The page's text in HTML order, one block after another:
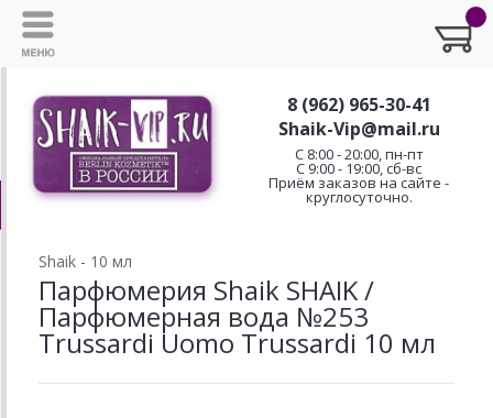
8 (962) 965-30-41
Shaik-Vip@mail.ru
C 8:00 - 20:00, пн-пт
С 9:00 - 19:00, сб-вс
Приём заказов на сайте -
круглосуточно.
Shaik - 10 мл
Парфюмерия Shaik SHAIK /
Парфюмерная вода №253
Trussardi Uomo Trussardi 10 мл